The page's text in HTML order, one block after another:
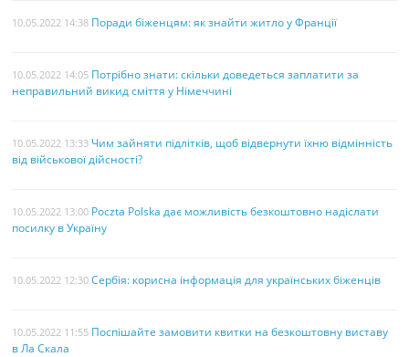
10.05.2022 14:38 Поради біженцям: як знайти житло у Франції
10.05.2022 14:05 Потрібно знати: скільки доведеться заплатити за
неправильний викид сміття у Німеччині
10.05.2022 13:33 Чим зайняти підлітків, щоб відвернути їхню відмінність
від військової дійсності?
10.05.2022 13:00 Poczta Polska дає можливість безкоштовно надіслати
посилку в Україну
10.05.2022 12:30 Сербія: корисна інформація для українських біженців
10.05.2022 11:55 Поспішайте замовити квитки на безкоштовну виставу
в Ла Скала